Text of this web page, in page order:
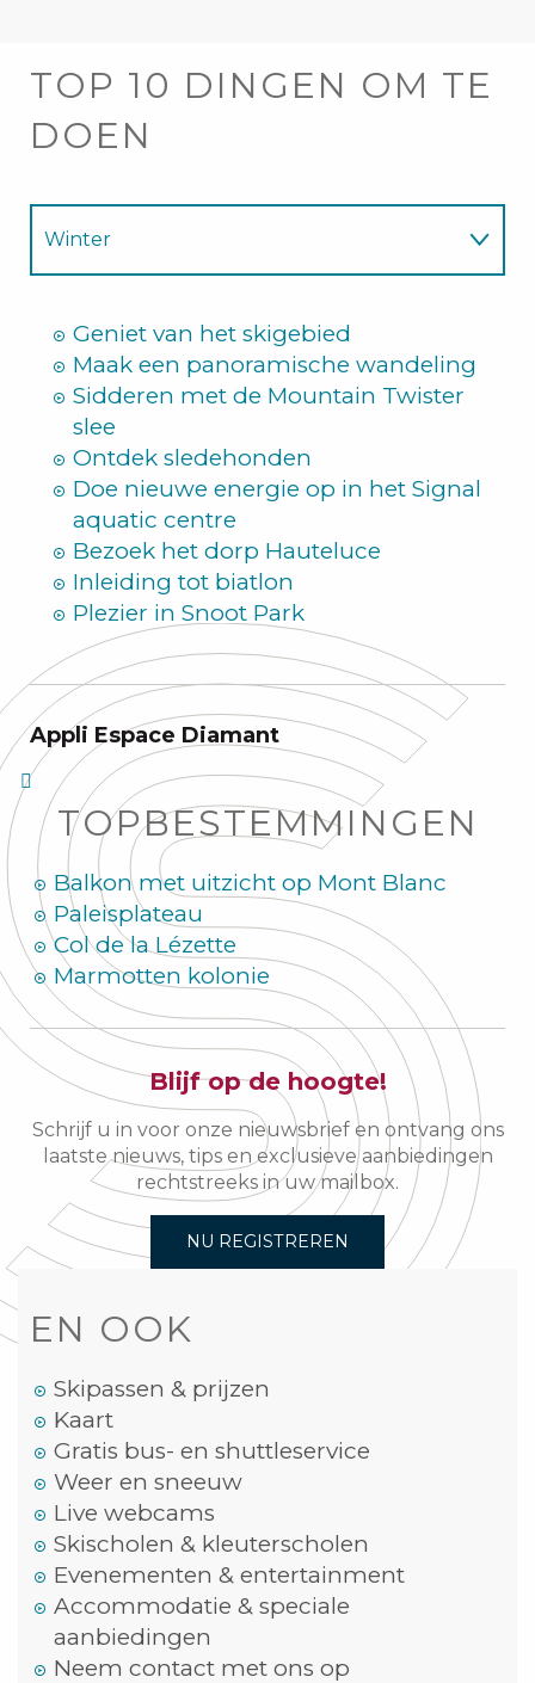
TOP 10 DINGEN OM TE
DOEN
Winter
Geniet van het skigebied
Maak een panoramische wandeling
Sidderen met de Mountain Twister
slee
Ontdek sledehonden
Doe nieuwe energie op in het Signal
aquatic centre
Bezoek het dorp Hauteluce
Inleiding tot biatlon
Plezier in Snoot Park
Appli Espace Diamant
TOPBESTEMMINGEN
Balkon met uitzicht op Mont Blanc
Paleisplateau
Col de la Lézette
Marmotten kolonie
Blijf op de hoogte!
Schrijf u in voor onze nieuwsbrief en ontvang ons
laatste nieuws, tips en exclusieve aanbiedingen
rechtstreeks in uw mailbox.
NU REGISTREREN
EN OOK
Skipassen & prijzen
Kaart
Gratis bus- en shuttleservice
Weer en sneeuw
Live webcams
Skischolen & kleuterscholen
Evenementen & entertainment
Accommodatie & speciale
aanbiedingen
Neem contact met ons op